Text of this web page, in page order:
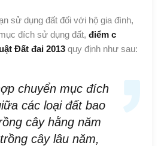
sử dụng đất đối với hộ gia đình,
đích sử dụng đất, điểm c
Đất đai 2013 quy định như sau:
chuyển mục đích
các loại đất bao
cây hằng năm
cây lâu năm,